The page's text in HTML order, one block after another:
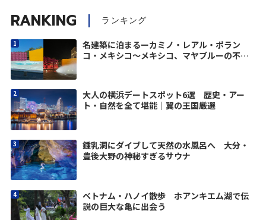
RANKING ランキング
名建築に泊まるーカミノ・レアル・ポラン
コ・メキシコ〜メキシコ、マヤブルーの不思
大人の横浜デートスポット6選 歴史・アー
ト・自然を全て堪能｜翼の王国厳選
鍾乳洞にダイブして天然の水風呂へ 大分・
豊後大野の神秘すぎるサウナ
ベトナム・ハノイ散歩 ホアンキエム湖で伝
説の巨大な亀に出会う